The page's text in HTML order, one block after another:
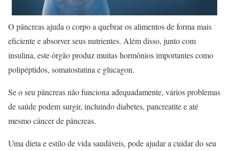
O pâncreas ajuda o corpo a quebrar os alimentos de forma mais
eficiente e absorver seus nutrientes. Além disso, junto com
insulina, este órgão produz muitas hormônios importantes como
polipéptidos, somatostatina e glucagon.
Se o seu pâncreas não funciona adequadamente, vários problemas
de saúde podem surgir, incluindo diabetes, pancreatite e até
mesmo câncer de pâncreas.
Uma dieta e estilo de vida saudáveis, pode ajudar a cuidar do seu